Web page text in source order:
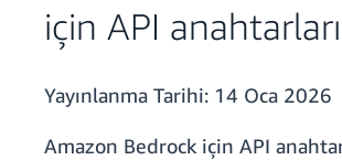
için API
Yayınlanma Tarihi: 14 Oca 2026
Amazon Bedrock için API